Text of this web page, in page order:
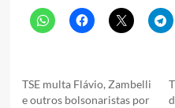
TSE multa Flávio, Zambelli
e outros bolsonaristas por